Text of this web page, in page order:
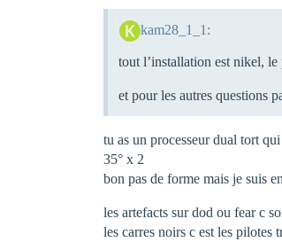
kam28_1_1:
tout l’installation est nikel, le
et pour les autres questions
tu as un processeur dual tort
35° x 2
bon pas de forme mais je suis
les artefacts sur dod ou fear c
les carres noirs c est les pilotes